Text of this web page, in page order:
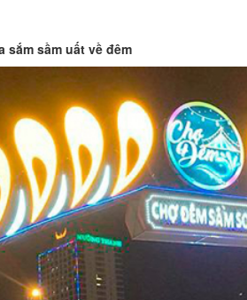
sắm sầm uất về đêm
TrungDongHotel
Distance: 210 m
KS Thùy Linh
Distance: 340 m